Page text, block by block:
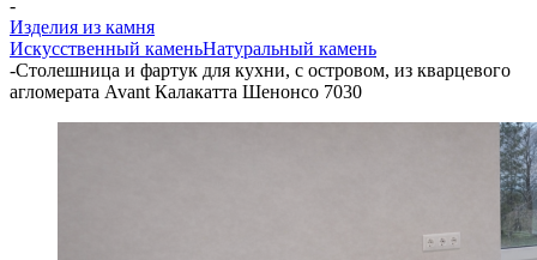
-
Изделия из камня
Искусственный каменьНатуральный камень
-Столешница и фартук для кухни, с островом, из кварцевого
агломерата Avant Калакатта Шенонсо 7030